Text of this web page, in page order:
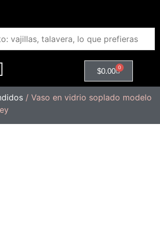
$0.00 0
/ Vaso en vidrio soplado modelo